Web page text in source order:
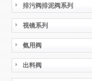
排污阀排泥阀系列
视镜系列
氨用阀
出料阀